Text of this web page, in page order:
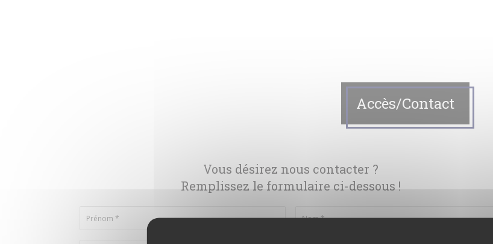
Accès/Contact
Vous désirez nous contacter ?
Remplissez le formulaire ci-dessous !